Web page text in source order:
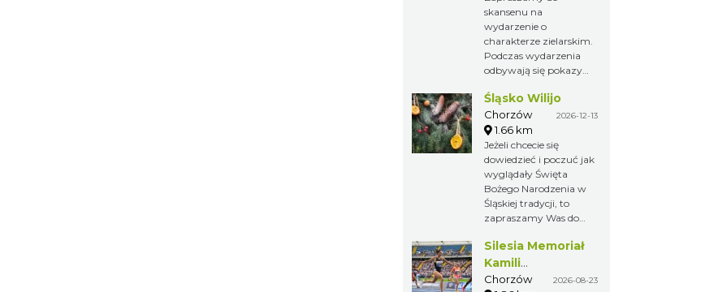
Przybliżenie
dawnych obrzędów
i zwyczajów na
Górnym Śląsku.
O zbożach,
chlebie i
ziołach
Chorzów 2026-08-23
Zapraszamy do
skansenu na
wydarzenie o
charakterze
zielarskim. Podczas
wydarzenia
odbywają się
pokazy prac
żniwnych i działania
Śląsko Wilijo
Chorzów 2026-12-13
Jeżeli chcecie się
dowiedzieć i poczuć
jak wyglądały